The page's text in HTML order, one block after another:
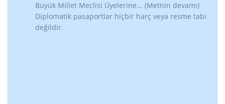
Büyük Millet Meclisi Üyelerine... (Metnin devamı)
Diplomatik pasaportlar hiçbir harç veya resme tabi
değildir.